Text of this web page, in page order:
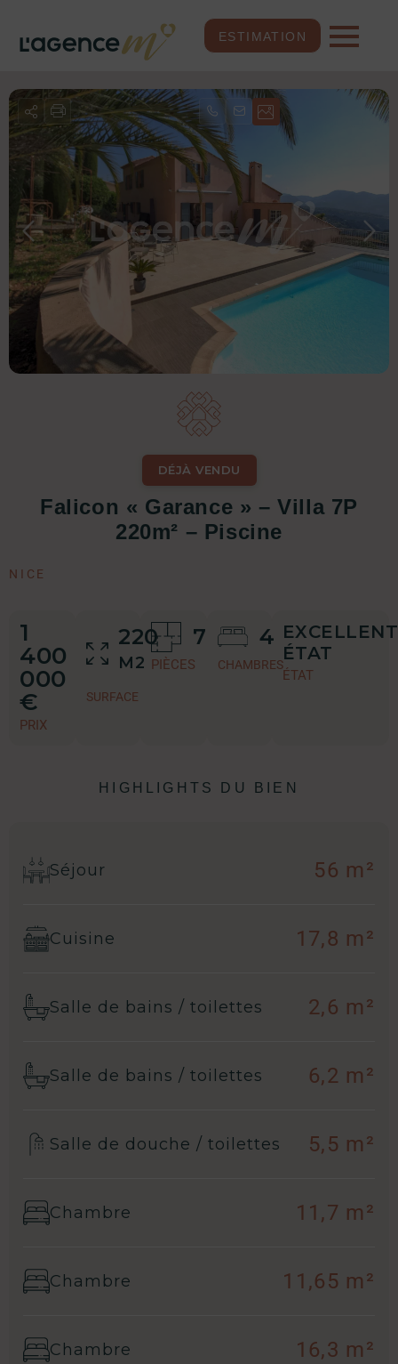
ESTIMATION
DÉJÀ VENDU
Falicon « Garance » – Villa 7P
220m² – Piscine
NICE
1
400
000
€
PRIX
7
PIÈCES
4
CHAMBRES
220
M2
SURFACE
EXCELLENT
ÉTAT
ÉTAT
HIGHLIGHTS DU BIEN
Séjour 56 m²
Cuisine 17,8 m²
Salle de bains / toilettes 2,6 m²
Salle de bains / toilettes 6,2 m²
Salle de douche / toilettes 5,5 m²
Chambre 11,7 m²
Chambre 11,65 m²
Chambre 16,3 m²